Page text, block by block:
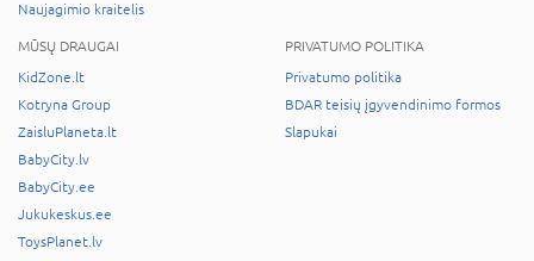
Naujagimio kraitelis
MŪSŲ DRAUGAI
KidZone.lt
Kotryna Group
ZaisluPlaneta.lt
BabyCity.lv
BabyCity.ee
Jukukeskus.ee
ToysPlanet.lv
PRIVATUMO POLITIKA
Privatumo politika
BDAR teisių įgyvendinimo formos
Slapukai